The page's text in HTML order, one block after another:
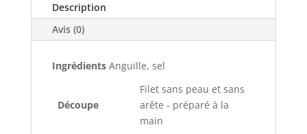
Description
Avis (0)
IngrédientsAnguille, sel
Découpe
Filet sans peau et sans
arête - préparé à la
main